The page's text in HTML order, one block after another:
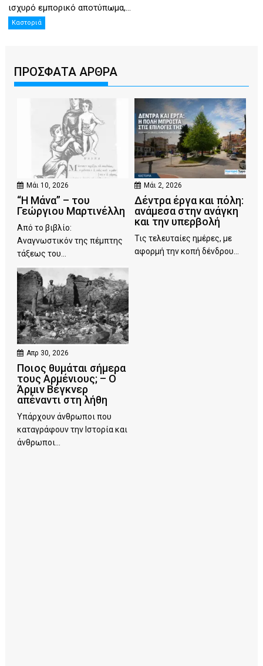
ισχυρό εμπορικό αποτύπωμα,...
Καστοριά
ΠΡΟΣΦΑΤΑ ΑΡΘΡΑ
Μάι 10, 2026
“Η Μάνα” – του
Γεώργιου Μαρτινέλλη
Από το βιβλίο:
Αναγνωστικόν της πέμπτης
τάξεως του...
Μάι 2, 2026
Δέντρα έργα και πόλη:
ανάμεσα στην ανάγκη
και την υπερβολή
Τις τελευταίες ημέρες, με
αφορμή την κοπή δένδρου...
Απρ 30, 2026
Ποιος θυμάται σήμερα
τους Αρμένιους; – Ο
Άρμιν Βέγκνερ
απέναντι στη λήθη
Υπάρχουν άνθρωποι που
καταγράφουν την Ιστορία και
άνθρωποι...